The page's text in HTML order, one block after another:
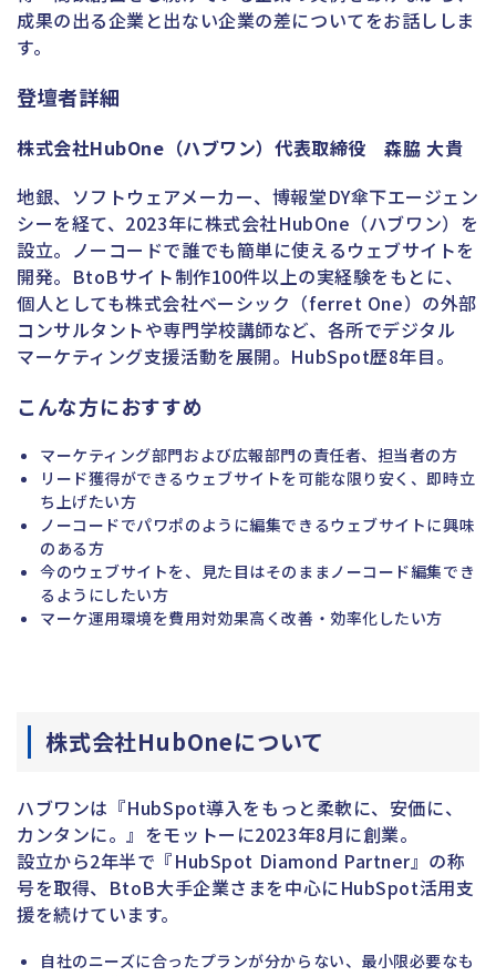
成果の出る企業と出ない企業の差についてをお話ししま
す。
登壇者詳細
株式会社HubOne（ハブワン）代表取締役 森脇 大貴
地銀、ソフトウェアメーカー、博報堂DY傘下エージェン
シーを経て、2023年に株式会社HubOne（ハブワン）を
設立。ノーコードで誰でも簡単に使えるウェブサイトを
開発。BtoBサイト制作100件以上の実経験をもとに、
個人としても株式会社ベーシック（ferret One）の外部
コンサルタントや専門学校講師など、各所でデジタル
マーケティング支援活動を展開。HubSpot歴8年目。
こんな方におすすめ
マーケティング部門および広報部門の責任者、担当者の方
リード獲得ができるウェブサイトを可能な限り安く、即時立
ち上げたい方
ノーコードでパワポのように編集できるウェブサイトに興味
のある方
今のウェブサイトを、見た目はそのままノーコード編集でき
るようにしたい方
マーケ運用環境を費用対効果高く改善・効率化したい方
株式会社HubOneについて
ハブワンは『HubSpot導入をもっと柔軟に、安価に、
カンタンに。』をモットーに2023年8月に創業。
設立から2年半で『HubSpot Diamond Partner』の称
号を取得、BtoB大手企業さまを中心にHubSpot活用支
援を続けています。
自社のニーズに合ったプランが分からない、最小限必要なも